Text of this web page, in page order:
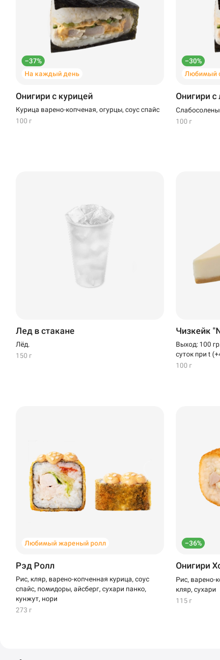
–37%
На каждый день
Онигири с курицей
Курица варено-копченая, огурцы, соус спайс
100 г
–30%
Любимый
Онигири с
100 г
Лед в стакане
Лёд.
150 г
Чизкейк
Выход: 100
суток при t
100 г
Любимый жареный ролл
Рэд Ролл
Рис, кляр, варено-копченная курица, соус
спайс, помидоры, айсберг, сухари панко,
кунжут, нори
273 г
–36%
Онигири
Рис, варено-
кляр, сухари
115 г